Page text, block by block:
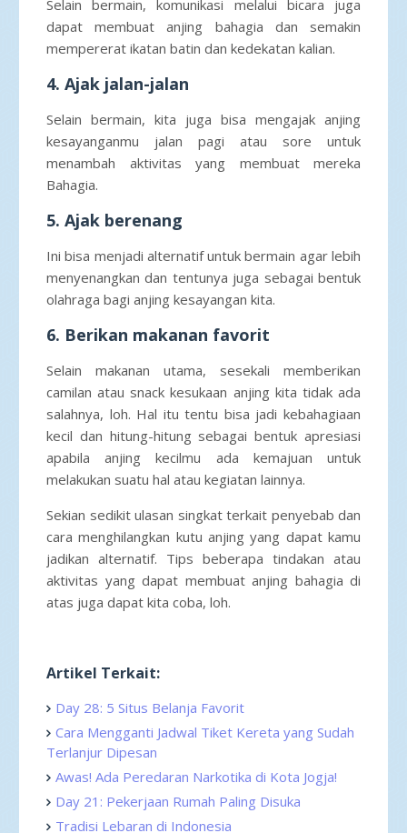
Selain bermain, komunikasi melalui bicara juga
dapat membuat anjing bahagia dan semakin
mempererat ikatan batin dan kedekatan kalian.
4. Ajak jalan-jalan
Selain bermain, kita juga bisa mengajak anjing
kesayanganmu jalan pagi atau sore untuk
menambah aktivitas yang membuat mereka
Bahagia.
5. Ajak berenang
Ini bisa menjadi alternatif untuk bermain agar lebih
menyenangkan dan tentunya juga sebagai bentuk
olahraga bagi anjing kesayangan kita.
6. Berikan makanan favorit
Selain makanan utama, sesekali memberikan
camilan atau snack kesukaan anjing kita tidak ada
salahnya, loh. Hal itu tentu bisa jadi kebahagiaan
kecil dan hitung-hitung sebagai bentuk apresiasi
apabila anjing kecilmu ada kemajuan untuk
melakukan suatu hal atau kegiatan lainnya.
Sekian sedikit ulasan singkat terkait penyebab dan
cara menghilangkan kutu anjing yang dapat kamu
jadikan alternatif. Tips beberapa tindakan atau
aktivitas yang dapat membuat anjing bahagia di
atas juga dapat kita coba, loh.
Artikel Terkait:
Day 28: 5 Situs Belanja Favorit
Cara Mengganti Jadwal Tiket Kereta yang Sudah
Terlanjur Dipesan
Awas! Ada Peredaran Narkotika di Kota Jogja!
Day 21: Pekerjaan Rumah Paling Disuka
Tradisi Lebaran di Indonesia